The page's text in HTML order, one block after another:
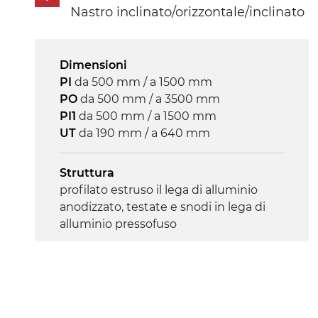
diretta in traino (lato sinistro),
Velocità
3.4 m/minuto
motore
Nastro inclinato/orizzontale/inclinato
Dimensioni
PI da 500 mm / a 1500 mm
PO da 500 mm / a 3500 mm
PI1 da 500 mm / a 1500 mm
UT da 190 mm / a 640 mm
Struttura
profilato estruso il lega di alluminio
anodizzato, testate e snodi in lega di
alluminio pressofuso